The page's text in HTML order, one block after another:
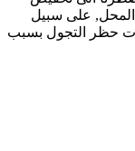
المحل, على سبيل
حظر التجول بسبب